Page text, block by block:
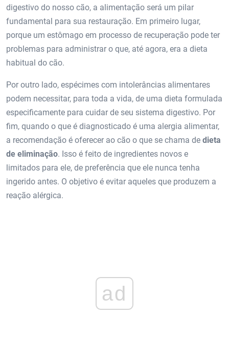
digestivo do nosso cão, a alimentação será um pilar
fundamental para sua restauração. Em primeiro lugar,
porque um estômago em processo de recuperação pode ter
problemas para administrar o que, até agora, era a dieta
habitual do cão.
Por outro lado, espécimes com intolerâncias alimentares
podem necessitar, para toda a vida, de uma dieta formulada
especificamente para cuidar de seu sistema digestivo. Por
fim, quando o que é diagnosticado é uma alergia alimentar,
a recomendação é oferecer ao cão o que se chama de dieta
de eliminação. Isso é feito de ingredientes novos e
limitados para ele, de preferência que ele nunca tenha
ingerido antes. O objetivo é evitar aqueles que produzem a
reação alérgica.
ad